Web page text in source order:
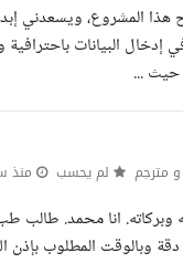
المشروع، ويسعدني
البيانات باحترافية
حيث ...
مترجم لم يحسب منذ
وبركاته. انا محمد. طالب
وبالوقت المطلوب بإذن